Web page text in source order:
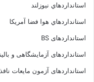
استانداردهاي نيوزلند
استانداردهاي هوا فضا آمريکا
استانداردهای BS
استانداردهای آزمایشگاهی و
استانداردهای آزمون مایعات نافذ